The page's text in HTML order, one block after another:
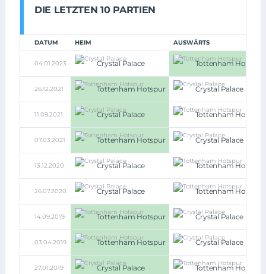
DIE LETZTEN 10 PARTIEN
DATUM HEIM AUSWÄRTS
04.01.2023 Crystal Palace Tottenham Hotspur
26.12.2021 Tottenham Hotspur Crystal Palace
11.09.2021 Crystal Palace Tottenham Hotspur
07.03.2021 Tottenham Hotspur Crystal Palace
13.12.2020 Crystal Palace Tottenham Hotspur
26.07.2020 Crystal Palace Tottenham Hotspur
14.09.2019 Tottenham Hotspur Crystal Palace
03.04.2019 Tottenham Hotspur Crystal Palace
27.01.2019 Crystal Palace Tottenham Hotspur